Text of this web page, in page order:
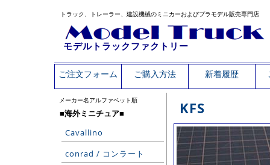
トラック、トレーラー、建設機械のミニカーおよびプラモデル販売専門店
モデルトラックファクトリー
ご注文フォーム ご購入方法 新着履歴
メーカー名アルファベット順
■海外ミニチュア■
Cavallino
conrad / コンラート
KFS